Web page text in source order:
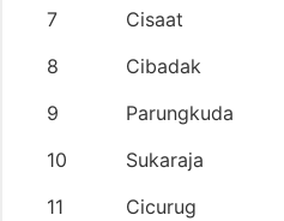
7
Cisaat
8
Cibadak
9
Parungkuda
10
Sukaraja
11
Cicurug